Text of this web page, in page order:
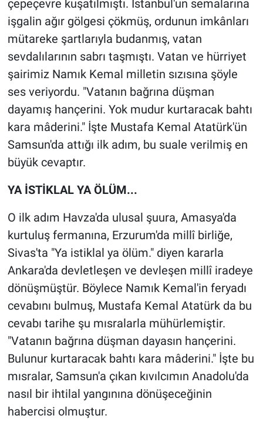
çepeçevre kuşatılmıştı. İstanbul'un semalarına
işgalin ağır gölgesi çökmüş, ordunun imkânları
mütareke şartlarıyla budanmış, vatan
sevdalılarının sabrı taşmıştı. Vatan ve hürriyet
şairimiz Namık Kemal milletin sızısına şöyle
ses veriyordu. "Vatanın bağrına düşman
dayamış hançerini. Yok mudur kurtaracak bahtı
kara mâderini." İşte Mustafa Kemal Atatürk'ün
Samsun'da attığı ilk adım, bu suale verilmiş en
büyük cevaptır.
YA İSTİKLAL YA ÖLÜM...
O ilk adım Havza'da ulusal şuura, Amasya'da
kurtuluş fermanına, Erzurum'da millî birliğe,
Sivas'ta "Ya istiklal ya ölüm." diyen kararla
Ankara'da devletleşen ve devleşen millî iradeye
dönüşmüştür. Böylece Namık Kemal'in feryadı
cevabını bulmuş, Mustafa Kemal Atatürk da bu
cevabı tarihe şu mısralarla mühürlemiştir.
"Vatanın bağrına düşman dayasın hançerini.
Bulunur kurtaracak bahtı kara mâderini." İşte bu
mısralar, Samsun'a çıkan kıvılcımın Anadolu'da
nasıl bir ihtilal yangınına dönüşeceğinin
habercisi olmuştur.